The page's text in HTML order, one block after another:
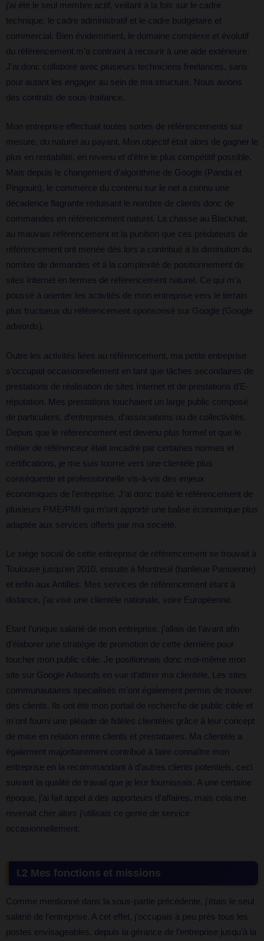
j’ai été le seul membre actif, veillant à la fois sur le cadre
technique, le cadre administratif et le cadre budgétaire et
commercial. Bien évidemment, le domaine complexe et évolutif
du référencement m’a contraint à recourir à une aide extérieure.
J’ai donc collaboré avec plusieurs techniciens freelances, sans
pour autant les engager au sein de ma structure. Nous avions
des contrats de sous-traitance.
Mon entreprise effectuait toutes sortes de référencements sur
mesure, du naturel au payant. Mon objectif était alors de gagner le
plus en rentabilité, en revenu et d’être le plus compétitif possible.
Mais depuis le changement d’algorithme de Google (Panda et
Pingouin), le commerce du contenu sur le net a connu une
décadence flagrante réduisant le nombre de clients donc de
commandes en référencement naturel. La chasse au Blackhat,
au mauvais référencement et la punition que ces prédateurs de
référencement ont menée dès lors a contribué à la diminution du
nombre de demandes et à la complexité de positionnement de
sites Internet en termes de référencement naturel. Ce qui m’a
poussé à orienter les activités de mon entreprise vers le terrain
plus fructueux du référencement sponsorisé sur Google (Google
adwords).
Outre les activités liées au référencement, ma petite entreprise
s’occupait occasionnellement en tant que tâches secondaires de
prestations de réalisation de sites Internet et de prestations d’E-
réputation. Mes prestations touchaient un large public composé
de particuliers, d’entreprises, d’associations ou de collectivités.
Depuis que le référencement est devenu plus formel et que le
métier de référenceur était encadré par certaines normes et
certifications, je me suis tourné vers une clientèle plus
conséquente et professionnelle vis-à-vis des enjeux
économiques de l’entreprise. J’ai donc traité le référencement de
plusieurs PME/PMI qui m’ont apporté une balise économique plus
adaptée aux services offerts par ma société.
Le siège social de cette entreprise de référencement se trouvait à
Toulouse jusqu’en 2010, ensuite à Montreuil (banlieue Parisienne)
et enfin aux Antilles. Mes services de référencement étant à
distance, j’ai visé une clientèle nationale, voire Européenne.
Etant l’unique salarié de mon entreprise, j’allais de l’avant afin
d’élaborer une stratégie de promotion de cette dernière pour
toucher mon public cible. Je positionnais donc moi-même mon
site sur Google Adwords en vue d’attirer ma clientèle. Les sites
communautaires spécialisés m’ont également permis de trouver
des clients. Ils ont été mon portail de recherche de public cible et
m’ont fourni une pléiade de fidèles clientèles grâce à leur concept
de mise en relation entre clients et prestataires. Ma clientèle a
également majoritairement contribué à faire connaître mon
entreprise en la recommandant à d’autres clients potentiels, ceci
suivant la qualité de travail que je leur fournissais. A une certaine
époque, j’ai fait appel à des apporteurs d’affaires, mais cela me
revenait cher alors j’utilisais ce genre de service
occasionnellement.
I.2 Mes fonctions et missions
Comme mentionné dans la sous-partie précédente, j’étais le seul
salarié de l’entreprise. A cet effet, j’occupais à peu près tous les
postes envisageables, depuis la gérance de l’entreprise jusqu’à la